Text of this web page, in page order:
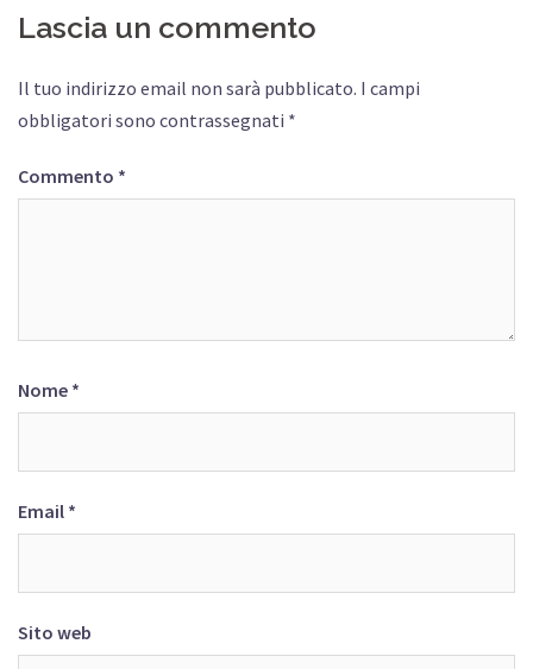
Lascia un commento
Il tuo indirizzo email non sarà pubblicato. I campi
obbligatori sono contrassegnati *
Commento *
Nome *
Email *
Sito web